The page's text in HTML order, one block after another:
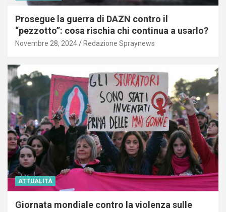
Prosegue la guerra di DAZN contro il
“pezzotto”: cosa rischia chi continua a usarlo?
Novembre 28, 2024 Redazione Spraynews
ATTUALITÀ
Giornata mondiale contro la violenza sulle